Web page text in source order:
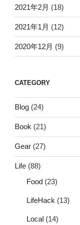
2021年2月 (18)
2021年1月 (12)
2020年12月 (9)
CATEGORY
Blog (24)
Book (21)
Gear (27)
Life (88)
Food (23)
LifeHack (13)
Local (14)